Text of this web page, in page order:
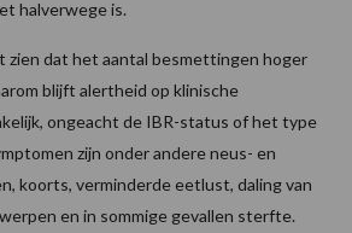
halverwege is.
zien dat het aantal besmettingen hoger
blijft alertheid op klinische
ongeacht de IBR-status of het type
zijn onder andere neus- en
koorts, verminderde eetlust, daling van
en in sommige gevallen sterfte.